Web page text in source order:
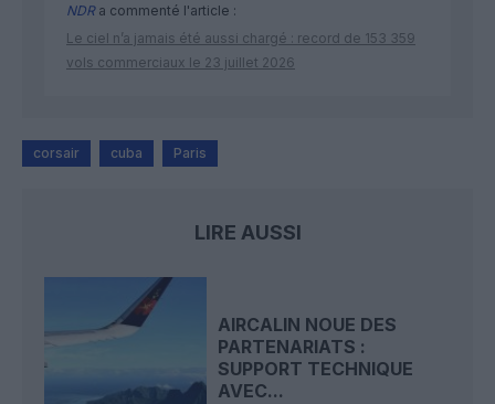
NDRa commenté l'article :
Le ciel n’a jamais été aussi chargé : record de 153 359
vols commerciaux le 23 juillet 2026
corsair cuba Paris
LIRE AUSSI
AIRCALIN NOUE DES
PARTENARIATS :
SUPPORT TECHNIQUE
AVEC...